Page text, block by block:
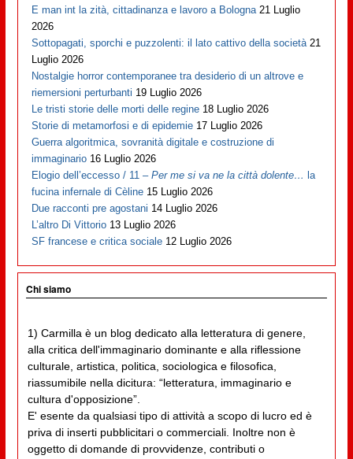
E man int la zità, cittadinanza e lavoro a Bologna 21 Luglio
2026
Sottopagati, sporchi e puzzolenti: il lato cattivo della società 21
Luglio 2026
Nostalgie horror contemporanee tra desiderio di un altrove e
riemersioni perturbanti 19 Luglio 2026
Le tristi storie delle morti delle regine 18 Luglio 2026
Storie di metamorfosi e di epidemie 17 Luglio 2026
Guerra algoritmica, sovranità digitale e costruzione di
immaginario 16 Luglio 2026
Elogio dell’eccesso / 11 –Per me si va ne la città dolente… la
fucina infernale di Cèline 15 Luglio 2026
Due racconti pre agostani 14 Luglio 2026
L’altro Di Vittorio 13 Luglio 2026
SF francese e critica sociale 12 Luglio 2026
Chi siamo
1) Carmilla è un blog dedicato alla letteratura di genere,
alla critica dell'immaginario dominante e alla riflessione
culturale, artistica, politica, sociologica e filosofica,
riassumibile nella dicitura: “letteratura, immaginario e
cultura d'opposizione”.
E' esente da qualsiasi tipo di attività a scopo di lucro ed è
priva di inserti pubblicitari o commerciali. Inoltre non è
oggetto di domande di provvidenze, contributi o